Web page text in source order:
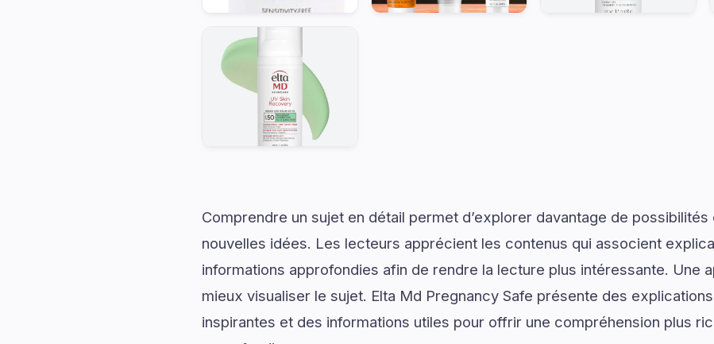
Comprendre un sujet en détail permet d’explorer davantage de
nouvelles idées. Les lecteurs apprécient les contenus qui associent
informations approfondies afin de rendre la lecture plus intéressante. Une
mieux visualiser le sujet. Elta Md Pregnancy Safe présente des
inspirantes et des informations utiles pour offrir une compréhension plus